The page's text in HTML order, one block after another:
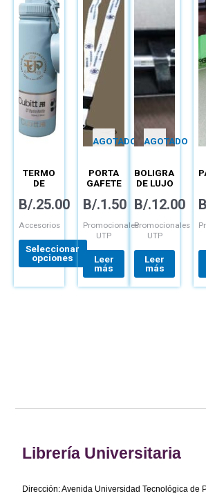
TERMO
DE
INOXIDABLE
CUBITT
LOGO
UTP Y
COLORES
B/.25.00
Accesorios
Seleccionar
opciones
tiene
múltiples
variantes.
Las
opciones
se
pueden
elegir
en
de
producto
AGOTADO
PORTA
GAFETE
COLOR
CON
LOGO
B/.1.50
Promocionales
UTP
Leer
más
AGOTADO
BOLIGRAFO
DE LUJO
( NEGRO
PLATEADO)
GRABADO
ESTUCHE
B/.12.00
Promocionales
UTP
Leer
más
Librería Universitaria
Dirección: Avenida Universidad Tecnológica de